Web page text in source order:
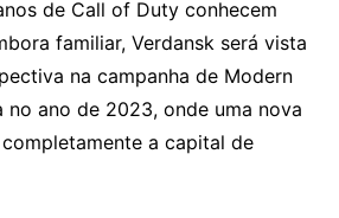
de Call of Duty conhecem
familiar, Verdansk será vista
na campanha de Modern
no ano de 2023, onde uma nova
a capital de